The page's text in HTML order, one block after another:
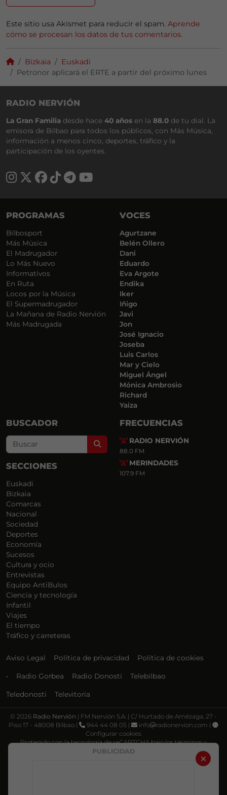
PUBLICIDAD
Este sitio usa Akismet para reducir el spam. Aprende
cómo se procesan los datos de tus comentarios.
Bizkaia
Euskadi
Petronor aplicará el ERTE a partir del próximo lunes
RADIO NERVIÓN
La Gran Familia desde hace 40 años en la 88.0 de tu dial. La
emisora de Bilbao para todos los públicos, con Más Música,
información a menos cinco, deportes, tráfico y la
participación de los oyentes.
PROGRAMAS
Bilbosport
Más Música
El Madrugador
Lo Más Nuevo
Informativos
En Ruta
Locos por la Música
El Supermadrugador
La Mañana de Radio Nervión
Más Madrugada
VOCES
Agurtzane
Belén Ollero
Dani
Eduardo
Eva Argote
Endika
Iker
Iñigo
Javi
Jon
José Ignacio
Joseba
Luis Carlos
Mar y Cielo
Miguel Ángel
Mónica Ambrosio
Richard
Yaiza
BUSCADOR
Search
SECCIONES
Euskadi
Bizkaia
Comarcas
Nacional
Sociedad
Deportes
Economía
Sucesos
Cultura y ocio
Entrevistas
Equipo AntiBulos
Ciencia y tecnología
Infantil
Viajes
El tiempo
Tráfico y carreteras
FRECUENCIAS
RADIO NERVIÓN
88.0 FM
MERINDADES
107.9 FM
Aviso Legal Política de privacidad Política de cookies
• Radio Gorbea Radio Donosti Telebilbao
Teledonosti Televitoria
© 2026 Radio Nervión | FM Nervión S.A. | C/ Hurtado de Amézaga, 27 -
Piso 17 - 48008 Bilbao |
944 44 08 05 | info
radionervion.com |
Configurar cookies
Protegido con la tecnología de reCAPTCHA bajo los términos y
Política de privacidad Términos de servicio